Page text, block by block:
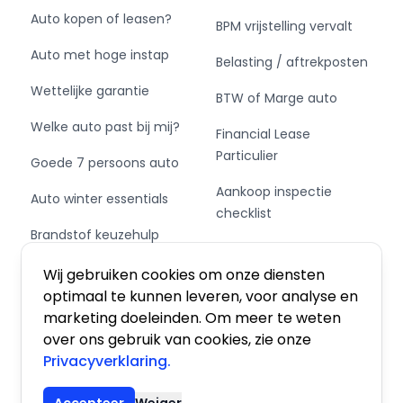
Wij gebruiken cookies om onze diensten
optimaal te kunnen leveren, voor analyse en
marketing doeleinden. Om meer te weten
over ons gebruik van cookies, zie onze
Privacyverklaring.
en bandenspanningcontrolesysteem.
Als u al weet dat dit de auto is die u wilt hebben,
dan hoeft u niet langer te wachten. U kunt nu al
reserveren de auto dan voor u en nemen zo
snel mogelijk contact met u op.
= Bedrijfsinformatie =
Advies : Bel altijd even om dubbel te checken of
de juiste auto er nog staat om teleurstellingen
te voorkomen
Al onze advertenties zijn geadverteerd
*exclusief* garantie.
Garantie?
Wij werken uitsluitend met Autotrust garantie
Auto kopen of leasen?
Auto met hoge instap
Wettelijke garantie
Welke auto past bij mij?
Goede 7 persoons auto
Auto winter essentials
Brandstof keuzehulp
Schakel of automaat?
BPM vrijstelling vervalt
Belasting / aftrekposten
BTW of Marge auto
Financial Lease
Particulier
Aankoop inspectie
checklist
Private Leasen,
Financieren of Kopen?